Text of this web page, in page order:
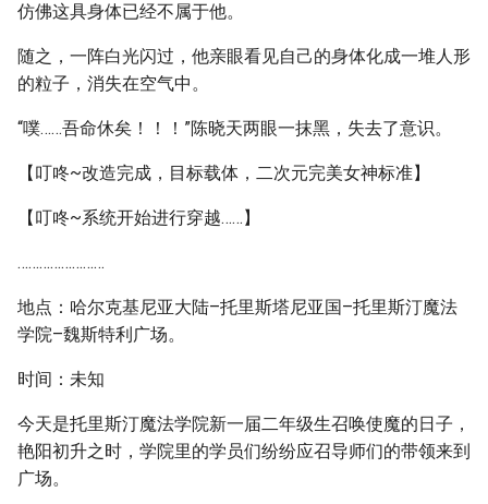
仿佛这具身体已经不属于他。
随之，一阵白光闪过，他亲眼看见自己的身体化成一堆人形
的粒子，消失在空气中。
“噗……吾命休矣！！！”陈晓天两眼一抹黑，失去了意识。
【叮咚~改造完成，目标载体，二次元完美女神标准】
【叮咚~系统开始进行穿越……】
……………………
地点：哈尔克基尼亚大陆–托里斯塔尼亚国–托里斯汀魔法
学院–魏斯特利广场。
时间：未知
今天是托里斯汀魔法学院新一届二年级生召唤使魔的日子，
艳阳初升之时，学院里的学员们纷纷应召导师们的带领来到
广场。